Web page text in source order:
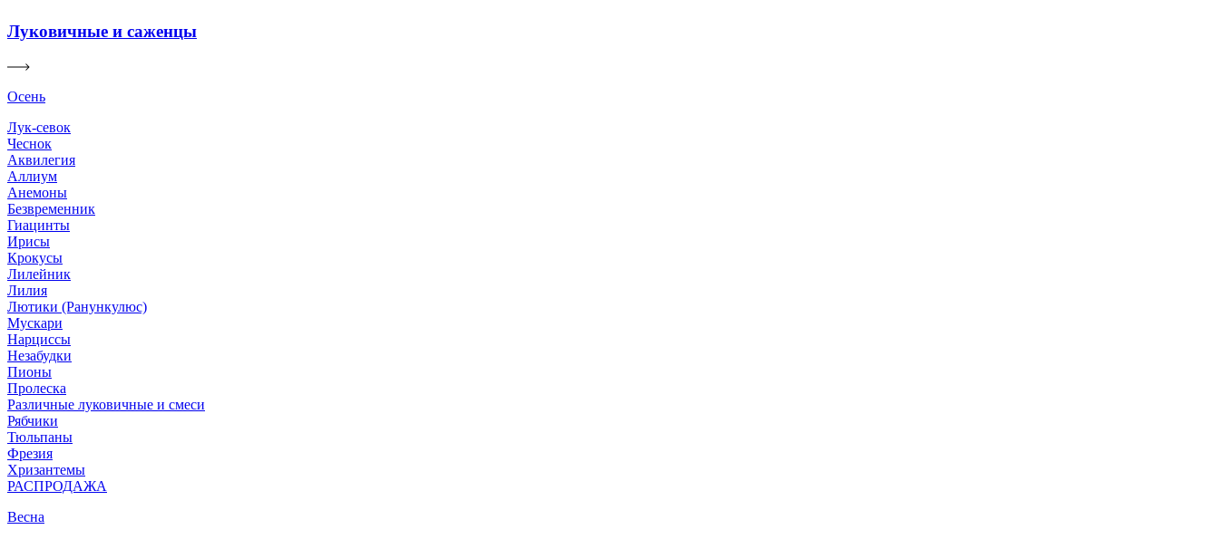
Луковичные и саженцы
Осень
Лук-севок
Чеснок
Аквилегия
Аллиум
Анемоны
Безвременник
Гиацинты
Ирисы
Крокусы
Лилейник
Лилия
Лютики (Ранункулюс)
Мускари
Нарцисcы
Незабудки
Пионы
Пролеска
Различные луковичные и смеси
Рябчики
Тюльпаны
Фрезия
Хризантемы
РАСПРОДАЖА
Весна